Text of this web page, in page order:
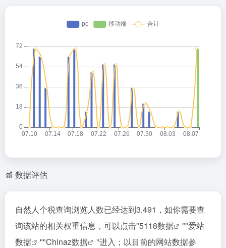
数据评估
自然人个税查询浏览人数已经达到3,491，如你需要查
询该站的相关权重信息，可以点击"5118数据 ""爱站
数据
""Chinaz数据
"进入；以目前的网站数据参